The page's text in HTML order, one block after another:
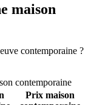
maison
contemporaine ?
contemporaine
Prix maison